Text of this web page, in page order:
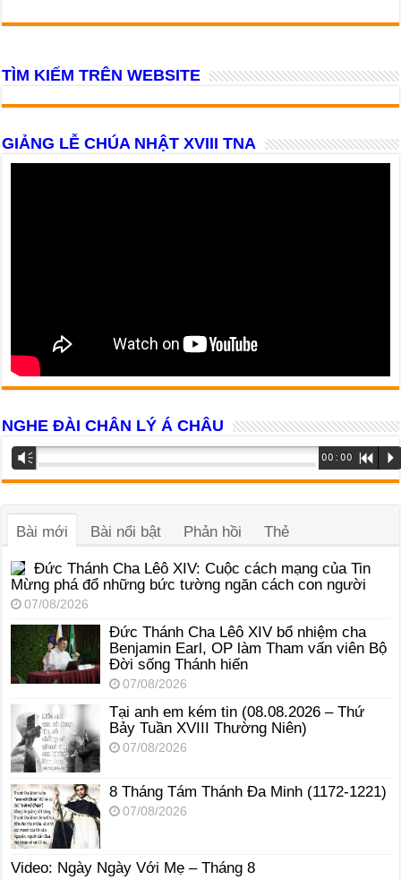
TÌM KIẾM TRÊN WEBSITE
GIẢNG LỄ CHÚA NHẬT XVIII TNA
NGHE ĐÀI CHÂN LÝ Á CHÂU
Trình
phát
âm
Vm 00:00 R P
Bài mới Bài nổi bật Phản hồi Thẻ
Đức Thánh Cha Lêô XIV: Cuộc cách mạng của Tin
Mừng phá đổ những bức tường ngăn cách con người
07/08/2026
Đức Thánh Cha Lêô XIV bổ nhiệm cha
Benjamin Earl, OP làm Tham vấn viên Bộ
Đời sống Thánh hiến
07/08/2026
Tại anh em kém tin (08.08.2026 – Thứ
Bảy Tuần XVIII Thường Niên)
07/08/2026
8 Tháng Tám Thánh Ða Minh (1172-1221)
07/08/2026
Video: Ngày Ngày Với Mẹ – Tháng 8